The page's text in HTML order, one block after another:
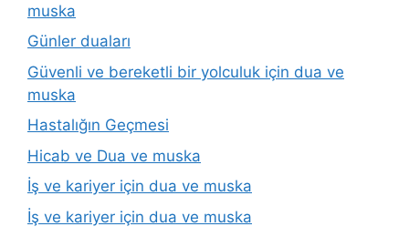
muska
Günler duaları
Güvenli ve bereketli bir yolculuk için dua ve
muska
Hastalığın Geçmesi
Hicab ve Dua ve muska
İş ve kariyer için dua ve muska
İş ve kariyer için dua ve muska